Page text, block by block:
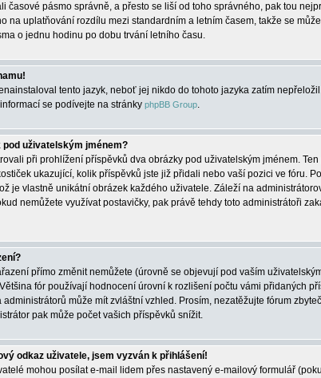
časové pásmo správně, a přesto se liší od toho správného, pak tou
na uplatňování rozdílu mezi standardním a letním časem, takže se
o jednu hodinu po dobu trvání letního času.
tento jazyk, neboť jej nikdo do tohoto jazyka zatím
se podívejte na stránky phpBB Group.
uživatelským jménem?
při prohlížení příspěvků dva obrázky pod uživatelským jménem.
ukazující, kolik příspěvků jste již přidali nebo vaší pozici ve fóru.
je vlastně unikátní obrázek každého uživatele. Záleží na
nemůžete využívat postavičky, pak právě tehdy toto administrátoři
přímo změnit nemůžete (úrovně se objevují pod vaším
fór používají hodnocení úrovní k rozlišení počtu vámi přidaných
může mít zvláštní vzhled. Prosím, nezatěžujte fórum
pak může počet vašich příspěvků snížit.
odkaz uživatele, jsem vyzván k přihlášení!
mohou posílat e-mail lidem přes nastavený e-mailový formulář